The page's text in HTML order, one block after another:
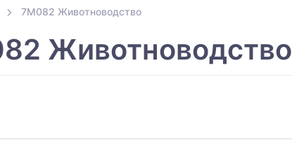
7M082 Животноводство
Животноводство